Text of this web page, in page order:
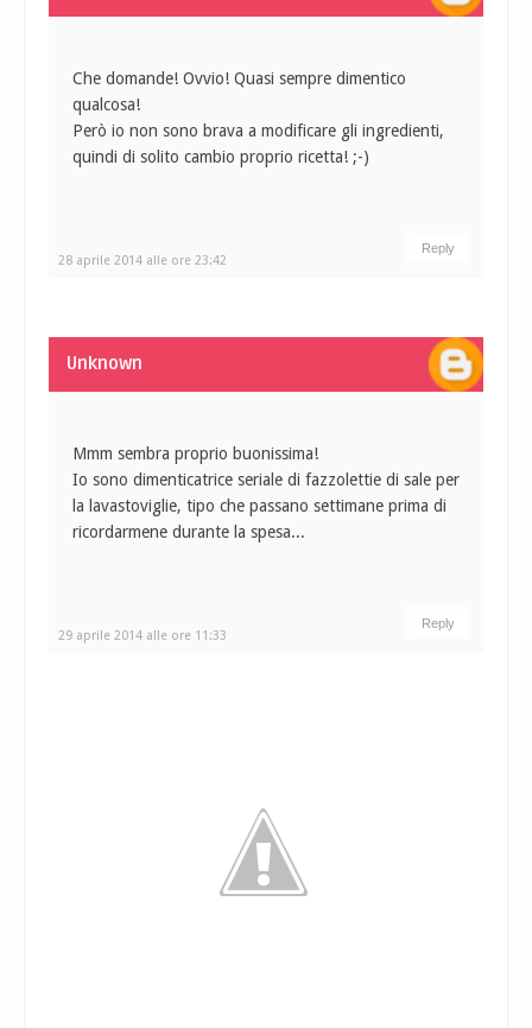
28 aprile 2014 alle ore 23:42
Che domande! Ovvio! Quasi sempre dimentico
qualcosa!
Però io non sono brava a modificare gli ingredienti,
quindi di solito cambio proprio ricetta! ;-)
Reply
Unknown
29 aprile 2014 alle ore 11:33
Mmm sembra proprio buonissima!
Io sono dimenticatrice seriale di fazzolettie di sale per
la lavastoviglie, tipo che passano settimane prima di
ricordarmene durante la spesa...
Reply